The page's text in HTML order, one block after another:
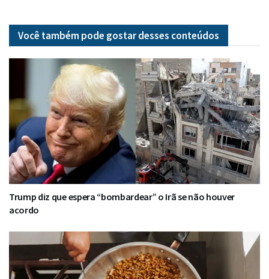
Você também pode gostar desses conteúdos
Trump diz que espera “bombardear” o Irã se não houver
acordo